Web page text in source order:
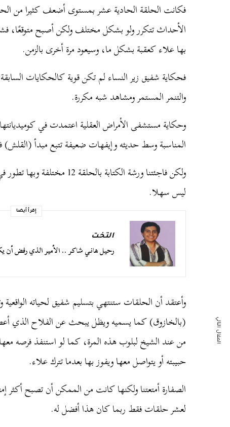
فكانت الحلقة الحادية عشر بمستوى أضعف كثيرا من
الأحداث تتكرر ولو بشكل مختلف ولكن أصبح متوقعًا،
بها علاء كعقبة بشكل ما، وسيعود مرة أخرى بالزمن.
فحكاية شفيق زير النساء لم تكن قوية كالحكايات
والتنمر المستمر ومشاهد شبه مكررة.
وحكاية مستشفى الأمراض العقلية اعتمدت في
المناسبة وسط حديثه وإيفهات ضعيفة تتبع مبدأ
ولكن فاجئتنا ورشة الكتابة
ليس سهلا.
إقرأ أيضا
التخت
رحيل هاني شاكر .. الأمير الذي رفض أن
وأعتقد أن الحلقات ستنتهي بتسليم شفيق لحياته
(بالخازوق) كما يسميه ويظل يبحث عن الفلاح الذي
من عند الشيخ لبلوب هذه المرة، كما لو استنفذ فرصه
حبيبته أو يتواصل معها ويفوز بها بعدما تترك علاء.
الصفارة أمتعتنا ولكنها كانت من الممكن أن تصبح
لعشر حلقات فقط ربما كان هذا أفضل له.
المقال التالي